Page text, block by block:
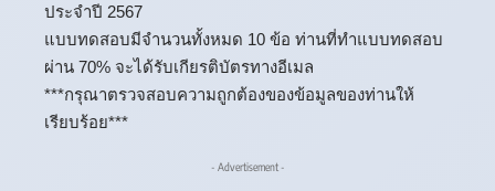
ประจำปี 2567
แบบทดสอบมีจำนวนทั้งหมด 10 ข้อ ท่านที่ทำแบบทดสอบ
ผ่าน 70% จะได้รับเกียรติบัตรทางอีเมล
***กรุณาตรวจสอบความถูกต้องของข้อมูลของท่านให้
เรียบร้อย***
- Advertisement -